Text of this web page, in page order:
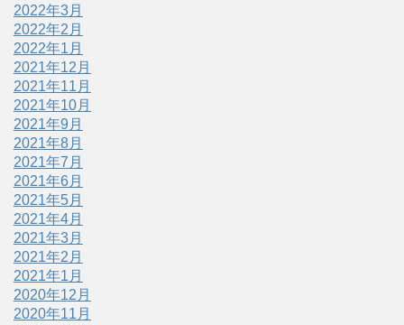
2022年3月
2022年2月
2022年1月
2021年12月
2021年11月
2021年10月
2021年9月
2021年8月
2021年7月
2021年6月
2021年5月
2021年4月
2021年3月
2021年2月
2021年1月
2020年12月
2020年11月